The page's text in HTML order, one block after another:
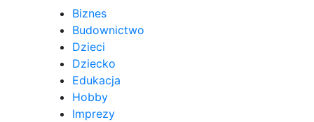
Biznes
Budownictwo
Dzieci
Dziecko
Edukacja
Hobby
Imprezy